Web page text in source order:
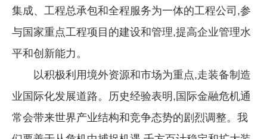
集成、工程总承包和全程服务为一体的工程公司,参
与国家重点工程项目的建设和管理,提高企业管理水
平和创新能力。
以积极利用境外资源和市场为重点,走装备制造
业国际化发展道路。历史经验表明,国际金融危机通
常会带来世界产业结构和竞争态势的剧烈调整。我